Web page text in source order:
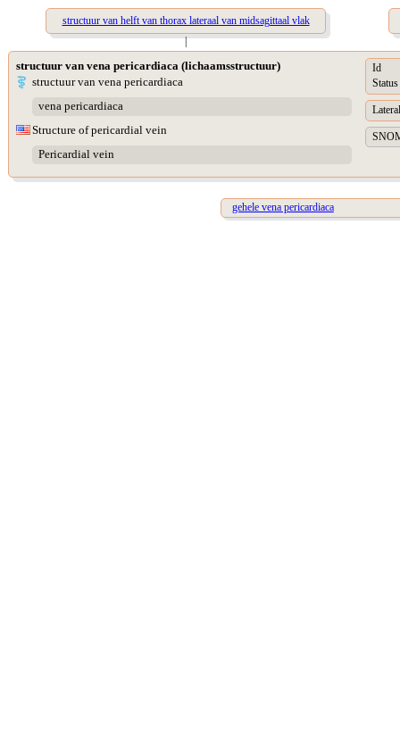
structuur van helft van thorax lateraal van midsagittaal vlak
|
structuur van vena pericardiaca (lichaamsstructuur)
structuur van vena pericardiaca
vena pericardiaca
Structure of pericardial vein
Pericardial vein
Id
Status
gehele vena pericardiaca